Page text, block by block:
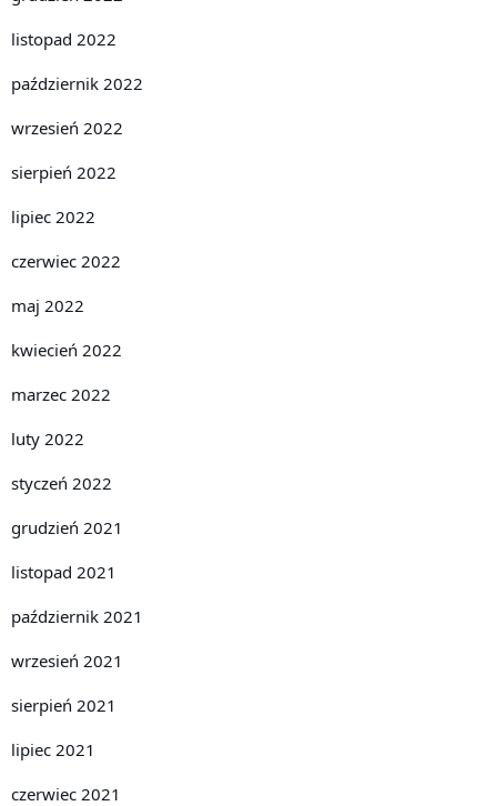
listopad 2022
październik 2022
wrzesień 2022
sierpień 2022
lipiec 2022
czerwiec 2022
maj 2022
kwiecień 2022
marzec 2022
luty 2022
styczeń 2022
grudzień 2021
listopad 2021
październik 2021
wrzesień 2021
sierpień 2021
lipiec 2021
czerwiec 2021